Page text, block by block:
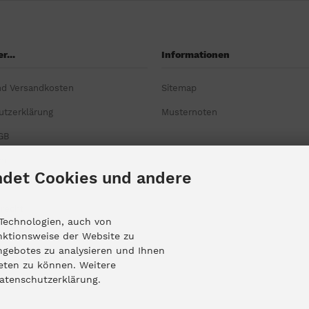
Versandkosten
Informationen
Sitemap
Musternoten
Cookies und andere
auch von
der Website zu
zu analysieren und Ihnen
zu können. Weitere